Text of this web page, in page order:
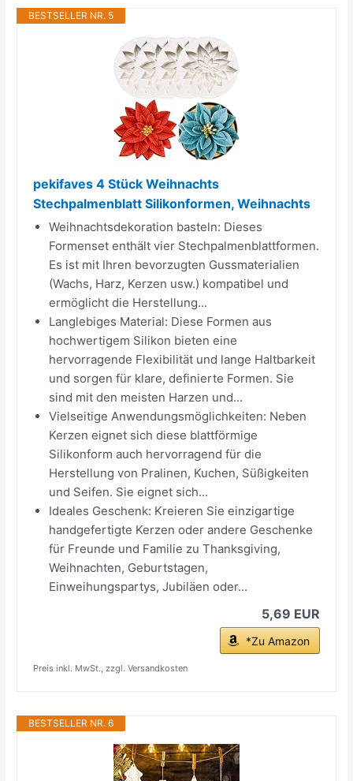
BESTSELLER NR. 5
pekifaves 4 Stück Weihnachts
Stechpalmenblatt Silikonformen, Weihnachts
Weihnachtsdekoration basteln: Dieses
Formenset enthält vier Stechpalmenblattformen.
Es ist mit Ihren bevorzugten Gussmaterialien
(Wachs, Harz, Kerzen usw.) kompatibel und
ermöglicht die Herstellung...
Langlebiges Material: Diese Formen aus
hochwertigem Silikon bieten eine
hervorragende Flexibilität und lange Haltbarkeit
und sorgen für klare, definierte Formen. Sie
sind mit den meisten Harzen und...
Vielseitige Anwendungsmöglichkeiten: Neben
Kerzen eignet sich diese blattförmige
Silikonform auch hervorragend für die
Herstellung von Pralinen, Kuchen, Süßigkeiten
und Seifen. Sie eignet sich...
Ideales Geschenk: Kreieren Sie einzigartige
handgefertigte Kerzen oder andere Geschenke
für Freunde und Familie zu Thanksgiving,
Weihnachten, Geburtstagen,
Einweihungspartys, Jubiläen oder...
5,69 EUR
*Zu Amazon
Preis inkl. MwSt., zzgl. Versandkosten
BESTSELLER NR. 6